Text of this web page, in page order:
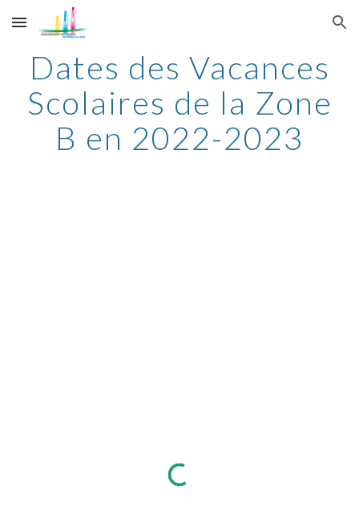
Skip to main content Skip to navigation
Dates des Vacances
Scolaires de la Zone
B en 2022-2023